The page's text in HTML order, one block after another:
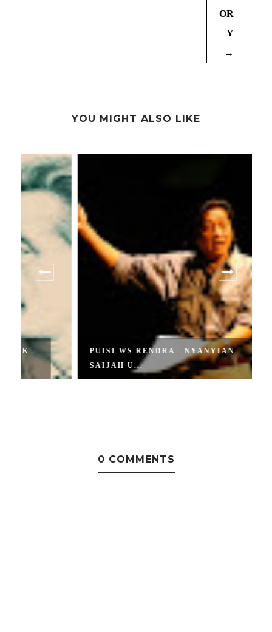
OR
Y
→
YOU MIGHT ALSO LIKE
PUISI WS RENDRA - NYANYIAN
SAIJAH U...
0 COMMENTS